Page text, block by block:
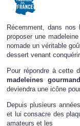
Récemment, dans nos
proposer une
nomade un véritable
dessert venant
Pour répondre à cette
madeleines
deviendra une icône
Depuis plusieurs
et lui consacre des
amateurs et les